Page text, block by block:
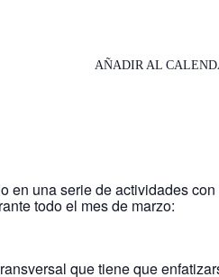
AÑADIR AL
en una serie de actividades
todo el mes de marzo:
que tiene que